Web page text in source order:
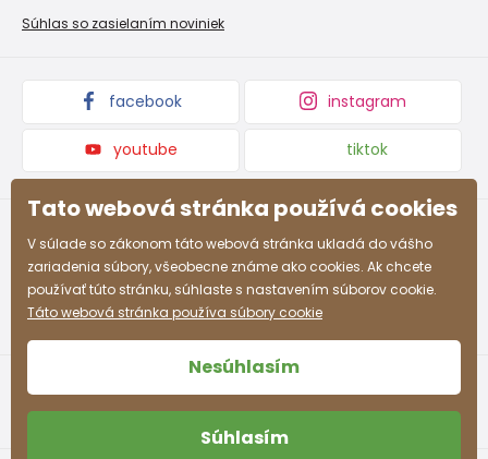
Nevyzdvihnutá objednávka na dobierku
Kolekcie tovaru
Súhlas so zasielaním noviniek
facebook instagram
youtube tiktok
Tato webová stránka používá cookies
V súlade so zákonom táto webová stránka ukladá do vášho
zariadenia súbory, všeobecne známe ako cookies. Ak chcete
používať túto stránku, súhlaste s nastavením súborov cookie.
Táto webová stránka používa súbory cookie
Nesúhlasím
Súhlasím